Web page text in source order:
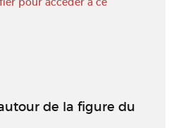
de la figure du